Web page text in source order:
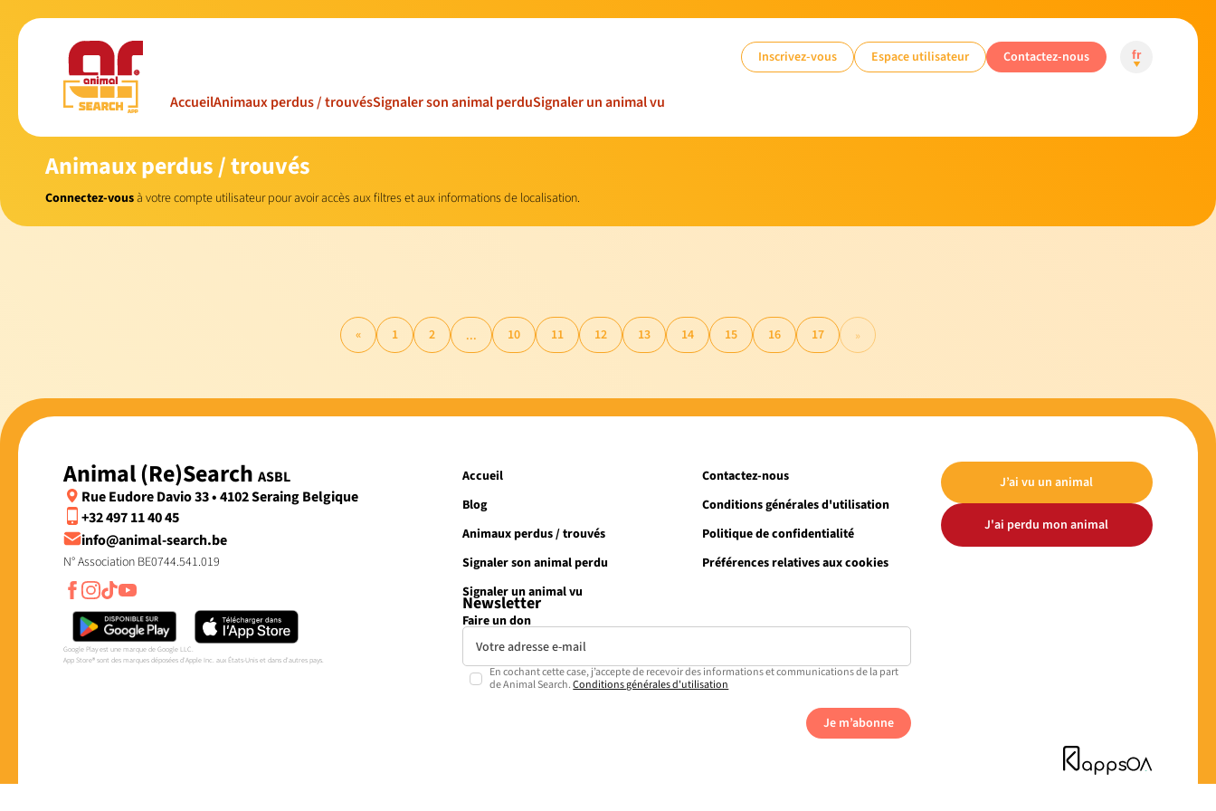
AccueilAnimaux perdus / trouvésSignaler son animal perduSignaler un animal vu
Inscrivez-vous Espace utilisateur Contactez-nous fr
Animaux perdus / trouvés
Connectez-vousà votre compte utilisateur pour avoir accès aux filtres et aux informations de localisation.
« 1 2 ... 10 11 12 13 14 15 16 17 »
Animal (Re)Search ASBL
Rue Eudore Davio 33 • 4102 Seraing Belgique
+32 497 11 40 45
info@animal-search.be
N° Association BE0744.541.019
Google Play est une marque de Google LLC.
App Store® sont des marques déposées d'Apple Inc. aux États-Unis et dans d'autres pays.
Accueil
Blog
Animaux perdus / trouvés
Signaler son animal perdu
Signaler un animal vu
Faire un don
Contactez-nous
Conditions générales d'utilisation
Politique de confidentialité
Préférences relatives aux cookies
J’ai vu un animal
J'ai perdu mon animal
Newsletter
En cochant cette case, j’accepte de recevoir des informations et communications de la part
de Animal Search.Conditions générales d'utilisation
Je m’abonne